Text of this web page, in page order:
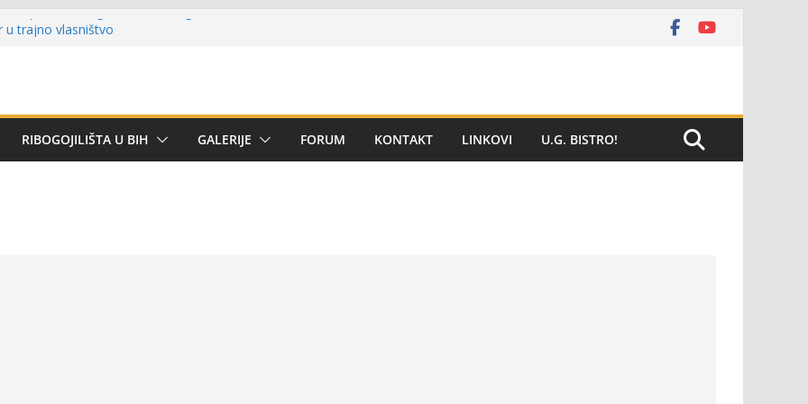
kup ‘Rafael Grgić – Rafko’: Vogošćani
ligi SRS BiH u disciplini ‘Lov šarana
RIBOGOJILIŠTA U BIH GALERIJE FORUM KONTAKT LINKOVI U.G. BISTRO!